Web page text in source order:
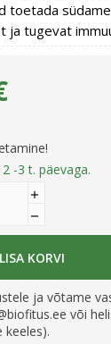
toetada
ja tugevat
-3 t. päevaga.
LISA KORVI
ja võtame
või
keeles).